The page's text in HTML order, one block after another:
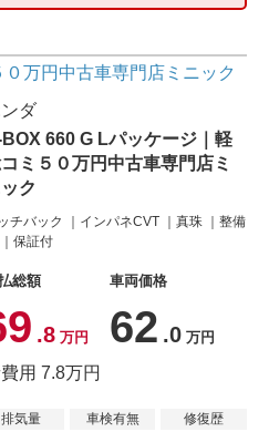
万円中古車専門店ミニック
ダ
BOX 660 G Lパッケージ｜軽
ミ５０万円中古車専門店ミ
ク
チバック インパネCVT 真珠
整備
保証付
総額
.8 万円
用 7.8万円
車両価格
62 .0 万円
排気量
車検有無
修復歴